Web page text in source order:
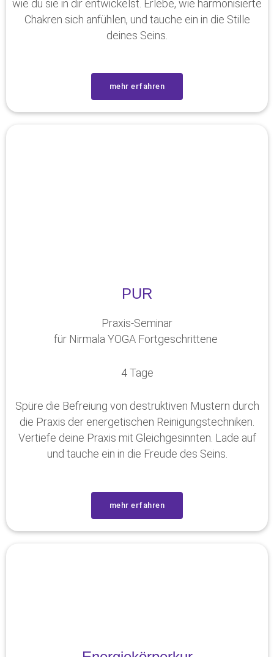
wie du sie in dir entwickelst. Erlebe, wie harmonisierte
Chakren sich anfühlen, und tauche ein in die Stille
deines Seins.
mehr erfahren
PUR
Praxis-Seminar
für Nirmala YOGA Fortgeschrittene
4 Tage
Spüre die Befreiung von destruktiven Mustern durch
die Praxis der energetischen Reinigungstechniken.
Vertiefe deine Praxis mit Gleichgesinnten. Lade auf
und tauche ein in die Freude des Seins.
mehr erfahren